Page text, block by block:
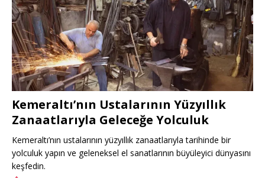
Kemeraltı’nın Ustalarının Yüzyıllık
Zanaatlarıyla Geleceğe Yolculuk
Kemeraltı’nın ustalarının yüzyıllık zanaatlarıyla tarihinde bir
yolculuk yapın ve geleneksel el sanatlarının büyüleyici dünyasını
keşfedin.